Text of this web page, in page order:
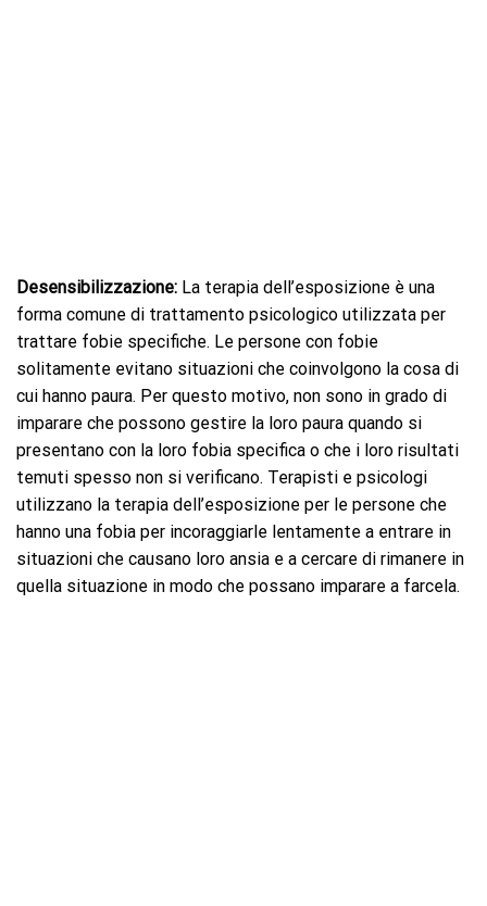
Desensibilizzazione: La terapia dell’esposizione è una
forma comune di trattamento psicologico utilizzata per
trattare fobie specifiche. Le persone con fobie
solitamente evitano situazioni che coinvolgono la cosa di
cui hanno paura. Per questo motivo, non sono in grado di
imparare che possono gestire la loro paura quando si
presentano con la loro fobia specifica o che i loro risultati
temuti spesso non si verificano. Terapisti e psicologi
utilizzano la terapia dell’esposizione per le persone che
hanno una fobia per incoraggiarle lentamente a entrare in
situazioni che causano loro ansia e a cercare di rimanere in
quella situazione in modo che possano imparare a farcela.